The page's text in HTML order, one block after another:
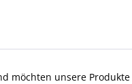
möchten unsere